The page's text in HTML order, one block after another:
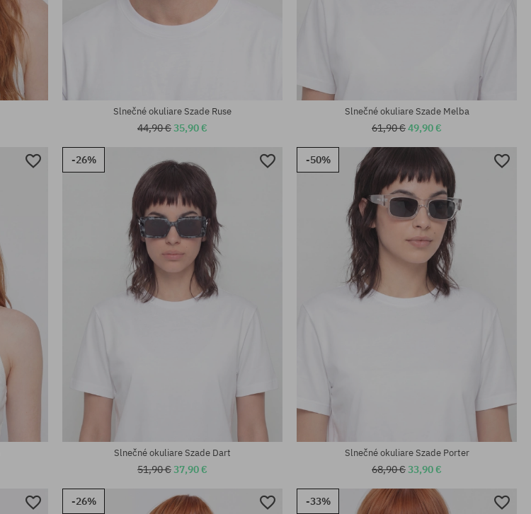
univerzálna veľkosť
univerzálna veľkosť
Slnečné okuliare Szade Ruse
44,90 €35,90 €
Slnečné okuliare Szade Melba
61,90 €49,90 €
-26%
Slnečné okuliare Szade Dart
51,90 €37,90 €
-50%
Slnečné okuliare Szade Porter
68,90 €33,90 €
-26% -33%